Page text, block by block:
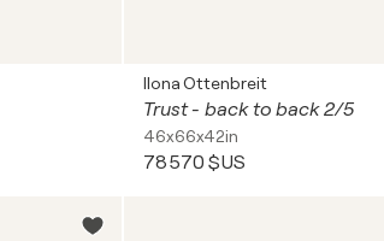
Ilona Ottenbreit
Trust - back to back 2/5
46x66x42in
78 570 $US